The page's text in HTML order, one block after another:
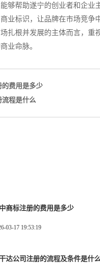
够帮助遂宁的创业者和企业
业标识，让品牌在市场竞争
扎根并发展的主体而言，重
业命脉。
费用是多少
流程是什么
商标注册的费用是多少
03-17 19:53:19
达公司注册的流程及条件是什